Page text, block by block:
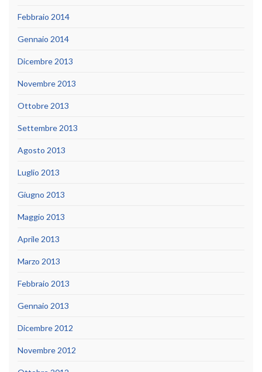
Febbraio 2014
Gennaio 2014
Dicembre 2013
Novembre 2013
Ottobre 2013
Settembre 2013
Agosto 2013
Luglio 2013
Giugno 2013
Maggio 2013
Aprile 2013
Marzo 2013
Febbraio 2013
Gennaio 2013
Dicembre 2012
Novembre 2012